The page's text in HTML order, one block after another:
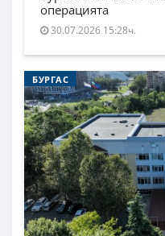
операцията
30.07.2026 15:28ч.
БУРГАС